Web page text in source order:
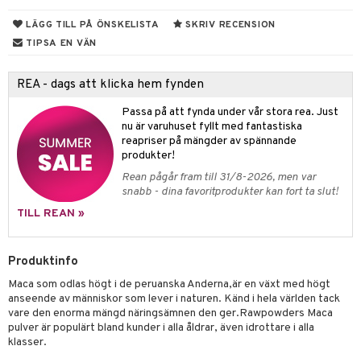
LÄGG TILL PÅ ÖNSKELISTA
SKRIV RECENSION
TIPSA EN VÄN
REA - dags att klicka hem fynden
Passa på att fynda under vår stora rea. Just
nu är varuhuset fyllt med fantastiska
reapriser på mängder av spännande
produkter!
Rean pågår fram till 31/8-2026, men var
snabb - dina favoritprodukter kan fort ta slut!
TILL REAN »
Produktinfo
Maca som odlas högt i de peruanska Anderna,är en växt med högt
anseende av människor som lever i naturen. Känd i hela världen tack
vare den enorma mängd näringsämnen den ger.Rawpowders Maca
pulver är populärt bland kunder i alla åldrar, även idrottare i alla
klasser.
& buljong
& avgiftning
svar